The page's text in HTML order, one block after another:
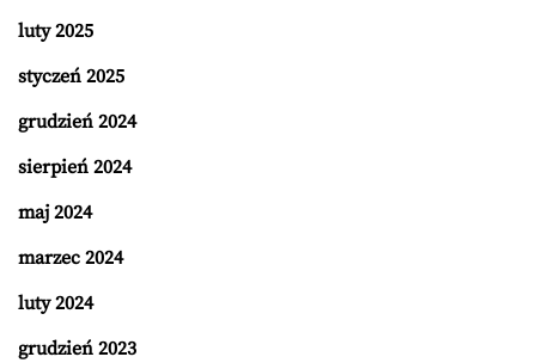
luty 2025
styczeń 2025
grudzień 2024
sierpień 2024
maj 2024
marzec 2024
luty 2024
grudzień 2023